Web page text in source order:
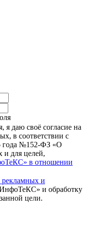
даю своё согласие на
в соответствии с
года №152-ФЗ «О
и для целей,
в отношении
рекламных и
и обработку
цели.